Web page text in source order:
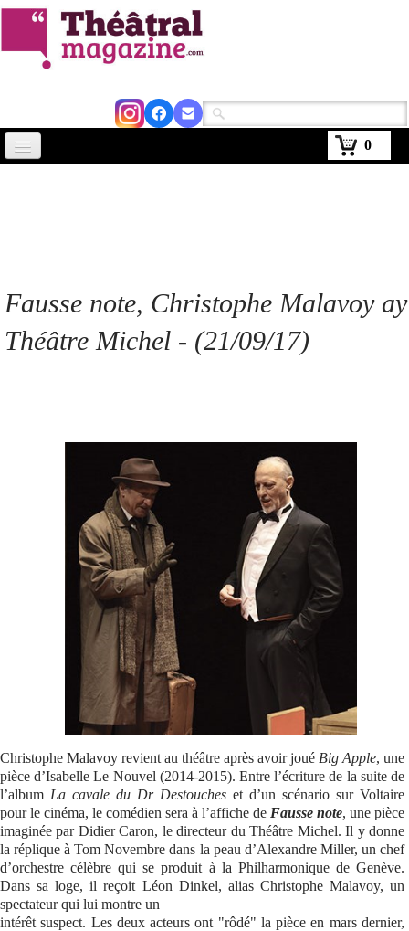
0
Se connecter
Fausse note, Christophe Malavoy ay
Théâtre Michel - (21/09/17)
Christophe Malavoy revient au théâtre après avoir joué Big Apple, une
pièce d’Isabelle Le Nouvel (2014-2015). Entre l’écriture de la suite de
l’album La cavale du Dr Destouches et d’un scénario sur Voltaire
pour le cinéma, le comédien sera à l’affiche de Fausse note, une pièce
imaginée par Didier Caron, le directeur du Théâtre Michel. Il y donne
la réplique à Tom Novembre dans la peau d’Alexandre Miller, un chef
d’orchestre célèbre qui se produit à la Philharmonique de Genève.
Dans sa loge, il reçoit Léon Dinkel, alias Christophe Malavoy, un
spectateur qui lui montre un
intérêt suspect. Les deux acteurs ont "rôdé" la pièce en mars dernier,